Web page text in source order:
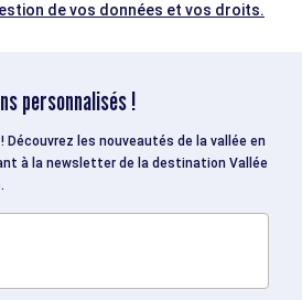
de vos données et vos droits.
personnalisés !
Découvrez les nouveautés de la vallée en
à la newsletter de la destination Vallée